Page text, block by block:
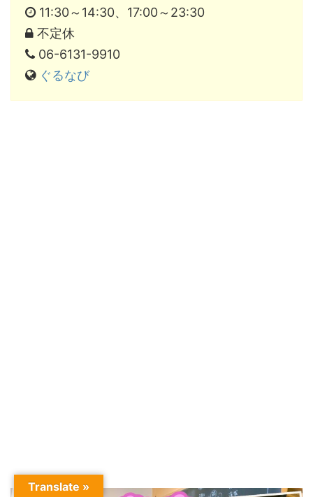
11:30～14:30、17:00～23:30
不定休
06-6131-9910
ぐるなび
Translate »